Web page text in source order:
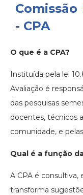
- CPA
O que é a CPA?
Instituída pela lei
Avaliação é
das pesquisas
docentes, técnicos
comunidade, e
Qual é a função
A CPA é
transforma